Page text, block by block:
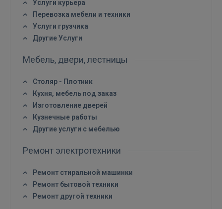
Забыли пароль?
FACEBOOK
 Sign in with Apple
Услуги курьера
Перевозка мебели и техники
Услуги грузчика
Другие Услуги
Мебель, двери, лестницы
Столяр - Плотник
Кухня, мебель под заказ
Изготовление дверей
Кузнечные работы
Другие услуги с мебелью
Ремонт электротехники
Ремонт стиральной машинки
Ремонт бытовой техники
Ремонт другой техники